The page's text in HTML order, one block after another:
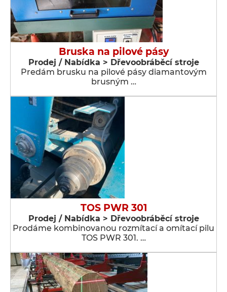
Bruska na pilové pásy
Prodej / Nabídka > Dřevoobráběcí stroje
Predám brusku na pilové pásy diamantovým
brusným …
TOS PWR 301
Prodej / Nabídka > Dřevoobráběcí stroje
Prodáme kombinovanou rozmítací a omítací pilu
TOS PWR 301. …